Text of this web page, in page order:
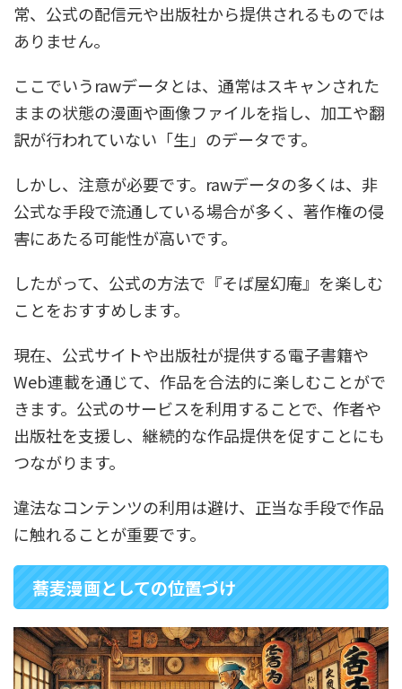
常、公式の配信元や出版社から提供されるものでは
ありません。
ここでいうrawデータとは、通常はスキャンされた
ままの状態の漫画や画像ファイルを指し、加工や翻
訳が行われていない「生」のデータです。
しかし、注意が必要です。rawデータの多くは、非
公式な手段で流通している場合が多く、著作権の侵
害にあたる可能性が高いです。
したがって、公式の方法で『そば屋幻庵』を楽しむ
ことをおすすめします。
現在、公式サイトや出版社が提供する電子書籍や
Web連載を通じて、作品を合法的に楽しむことがで
きます。公式のサービスを利用することで、作者や
出版社を支援し、継続的な作品提供を促すことにも
つながります。
違法なコンテンツの利用は避け、正当な手段で作品
に触れることが重要です。
蕎麦漫画としての位置づけ